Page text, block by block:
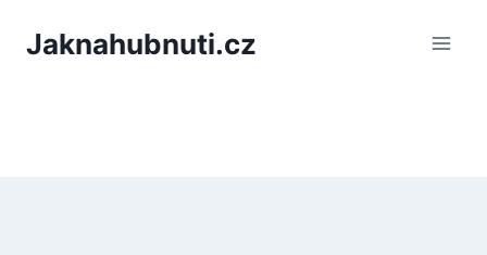
Jaknahubnuti.cz